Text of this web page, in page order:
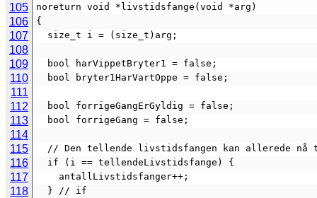
105 noreturn void *livstidsfange(void *arg)
106 {
107
  size_t i = (size_t)arg;
108
109
  bool harVippetBryter1 = false;
110
  bool bryter1HarVartOppe = false;
111
112
  bool forrigeGangErGyldig = false;
113
  bool forrigeGang = false;
114
115
// Den tellende livstidsfangen kan allerede nå
116
  if (i == tellendeLivstidsfange) {
117
    antallLivstidsfanger++;
118
  } // if